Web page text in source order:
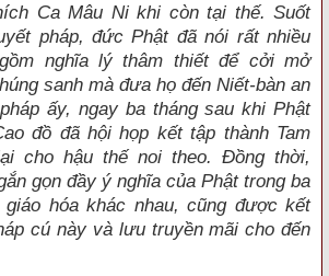
Ca Mâu Ni khi còn tại thế. Suốt
pháp, đức Phật đã nói rất nhiều
nghĩa lý thâm thiết để cởi mở
sanh mà đưa họ đến Niết-bàn an
ấy, ngay ba tháng sau khi Phật
đồ đã hội họp kết tập thành Tam
cho hậu thế noi theo. Đồng thời,
gọn đầy ý nghĩa của Phật trong ba
hóa khác nhau, cũng được kết
cú này và lưu truyền mãi cho đến